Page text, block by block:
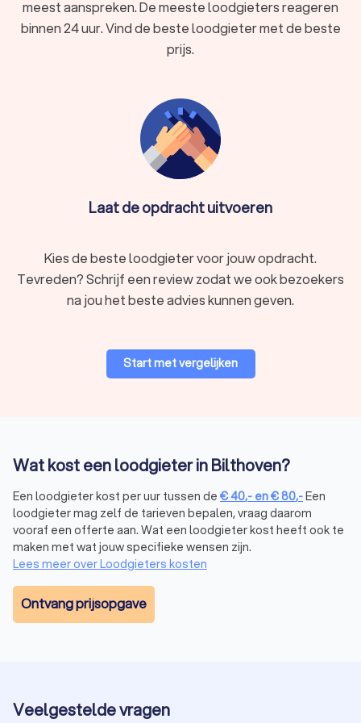
5 Loodgieters op Trustoo reageren vaak al binnen
sturen, vind je sneller iemand die direct
Wat doet een loodgieter?
werkzaamheden heb je een loodgieter nodig.
Problemen met waterleidingen
Lekkende kraan
Gesprongen leiding
Leidingen aanleggenof verleggen, bijvoorbeeld bij
Afvoerproblemen
Problemen met je afvoersysteem worden in een handomdraai
opgelost door een erkende loodgieter in Bilthoven. Denk aan:
Langzaam weglopend water – dit wijst vaak op een
beginnende verstopping
Voor professionele reparatie of installatie van sanitair en
meest aanspreken. De meeste loodgieters reageren
binnen 24 uur. Vind de beste loodgieter met de beste
prijs.
Laat de opdracht uitvoeren
Kies de beste loodgieter voor jouw opdracht.
Tevreden? Schrijf een review zodat we ook bezoekers
na jou het beste advies kunnen geven.
Start met vergelijken
Wat kost een loodgieter in Bilthoven?
Een loodgieter kost per uur tussen de €40,- en€80,-Een
loodgieter mag zelf de tarieven bepalen, vraag daarom
vooraf een offerte aan. Wat een loodgieter kost heeft ook te
maken met wat jouw specifieke wensen zijn.
Lees meer over Loodgieters kosten
Ontvang prijsopgave
Veelgestelde vragen